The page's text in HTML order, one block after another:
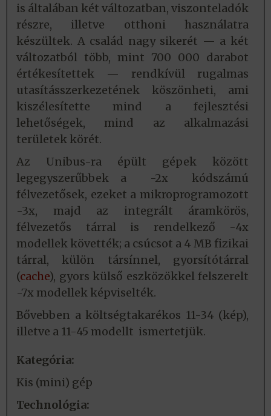
is általában két változatban, viszonteladók
részre, illetve otthoni használatra
készültek. A család nagy sikerét — a két
változatból több, mint 700 000 darabot
értékesítettek — rendkívül rugalmas
utasításszerkezetének köszönheti, ami
kiszélesítette mind a fejlesztési
lehetőségek, mind az alkalmazási
területek körét.
Az Unibus-ra épült gépek között
legegyszerűbbek a -2x kódszámú
félvezetősek, ezeket a mikroprogramozott
-3x, majd az integrált áramkörös,
félvezetős tárral is rendelkező -4x
modellek követték; a csúcsot a 4 MB fizikai
tárral, külön társínnel, gyorsítótárral
(cache), gyors külső eszközökkel felszerelt
-7x modellek képviselték.
Bővebben a költségtakarékos 11-34 (kép),
illetve a 11-45 modellt ismertetjük.
Kategória:
Kis (mini) gép
Technológia: